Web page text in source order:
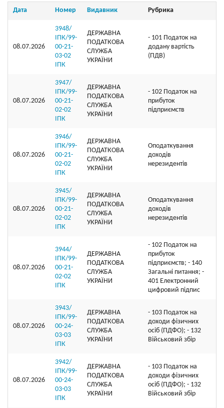
Дата Номер Видавник Рубрика
08.07.2026
3948/
ІПК/99-
00-21-
03-02
ІПК
ДЕРЖАВНА
ПОДАТКОВА
СЛУЖБА
УКРАЇНИ
- 101 Податок на
додану вартість
(ПДВ)
08.07.2026
3947/
ІПК/99-
00-21-
02-02
ІПК
ДЕРЖАВНА
ПОДАТКОВА
СЛУЖБА
УКРАЇНИ
- 102 Податок на
прибуток
підприємств
08.07.2026
3946/
ІПК/99-
00-21-
02-02
ІПК
ДЕРЖАВНА
ПОДАТКОВА
СЛУЖБА
УКРАЇНИ
Оподаткування
доходів
нерезидентів
08.07.2026
3945/
ІПК/99-
00-21-
02-02
ІПК
ДЕРЖАВНА
ПОДАТКОВА
СЛУЖБА
УКРАЇНИ
Оподаткування
доходів
нерезидентів
08.07.2026
3944/
ІПК/99-
00-21-
02-02
ІПК
ДЕРЖАВНА
ПОДАТКОВА
СЛУЖБА
УКРАЇНИ
- 102 Податок на
прибуток
підприємств; - 140
Загальні питання; -
401 Електронний
цифровий підпис
08.07.2026
3943/
ІПК/99-
00-24-
03-03
ІПК
ДЕРЖАВНА
ПОДАТКОВА
СЛУЖБА
УКРАЇНИ
- 103 Податок на
доходи фізичних
осіб (ПДФО); - 132
Військовий збір
08.07.2026
3942/
ІПК/99-
00-24-
03-03
ІПК
ДЕРЖАВНА
ПОДАТКОВА
СЛУЖБА
УКРАЇНИ
- 103 Податок на
доходи фізичних
осіб (ПДФО); - 132
Військовий збір